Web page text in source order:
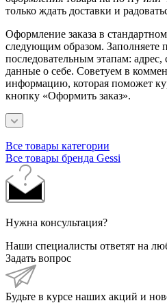
только ждать доставки и
Оформление заказа в
следующим образом. Заполняете
последовательным этапам:
данные о себе. Советуем в
информацию, которая поможет
кнопку «Оформить заказ».
Все товары категории
Все товары бренда Gessi
Нужна консультация?
Наши специалисты ответят на
Задать вопрос
Будьте в курсе наших акций и